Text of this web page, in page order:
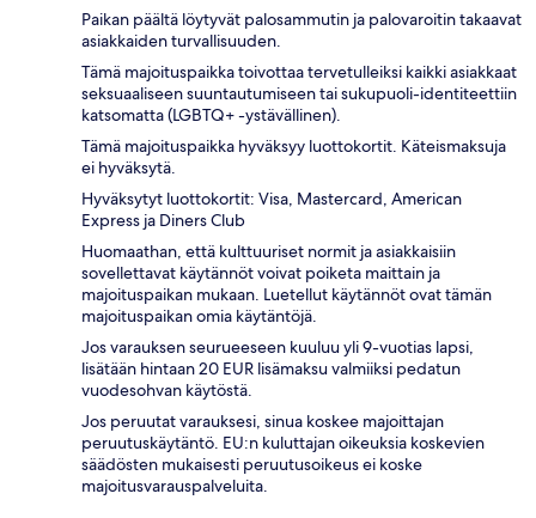
Paikan päältä löytyvät palosammutin ja palovaroitin takaavat
asiakkaiden turvallisuuden.
Tämä majoituspaikka toivottaa tervetulleiksi kaikki asiakkaat
seksuaaliseen suuntautumiseen tai sukupuoli-identiteettiin
katsomatta (LGBTQ+ -ystävällinen).
Tämä majoituspaikka hyväksyy luottokortit. Käteismaksuja
ei hyväksytä.
Hyväksytyt luottokortit: Visa, Mastercard, American
Express ja Diners Club
Huomaathan, että kulttuuriset normit ja asiakkaisiin
sovellettavat käytännöt voivat poiketa maittain ja
majoituspaikan mukaan. Luetellut käytännöt ovat tämän
majoituspaikan omia käytäntöjä.
Jos varauksen seurueeseen kuuluu yli 9-vuotias lapsi,
lisätään hintaan 20 EUR lisämaksu valmiiksi pedatun
vuodesohvan käytöstä.
Jos peruutat varauksesi, sinua koskee majoittajan
peruutuskäytäntö. EU:n kuluttajan oikeuksia koskevien
säädösten mukaisesti peruutusoikeus ei koske
majoitusvarauspalveluita.